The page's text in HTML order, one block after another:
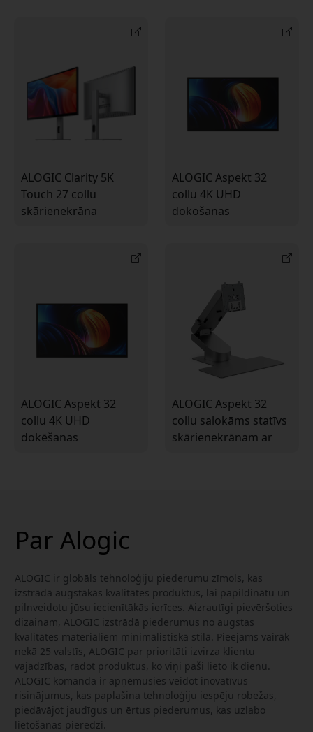
ALOGIC Clarity 5K
Touch 27 collu
skārienekrāna
ALOGIC Aspekt 32
collu 4K UHD
dokošanas
ALOGIC Aspekt 32
collu 4K UHD
dokēšanas
ALOGIC Aspekt 32
collu salokāms statīvs
skārienekrānam ar
Par Alogic
ALOGIC ir globāls tehnoloģiju piederumu zīmols, kas
izstrādā augstākās kvalitātes produktus, lai papildinātu un
pilnveidotu jūsu iecienītākās ierīces. Aizrautīgi pievēršoties
dizainam, ALOGIC izstrādā piederumus no augstas
kvalitātes materiāliem minimālistiskā stilā. Pieejams vairāk
nekā 25 valstīs, ALOGIC par prioritāti izvirza klientu
vajadzības, radot produktus, ko viņi paši lieto ik dienu.
ALOGIC komanda ir apņēmusies veidot inovatīvus
risinājumus, kas paplašina tehnoloģiju iespēju robežas,
piedāvājot jaudīgus un ērtus piederumus, kas uzlabo
lietošanas pieredzi.